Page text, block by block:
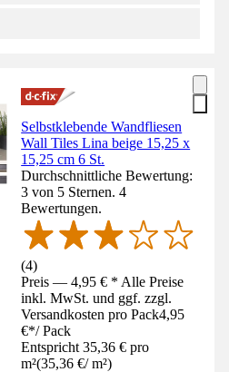
Selbstklebende Wandfliesen
Wall Tiles Lina beige 15,25 x
15,25 cm 6 St.
Durchschnittliche Bewertung:
3 von 5 Sternen. 4
Bewertungen.
(4)
Preis — 4,95 € * Alle Preise
inkl. MwSt. und ggf. zzgl.
Versandkosten pro Pack4,95
€*/ Pack
Entspricht 35,36 € pro
m²(35,36 €/ m²)